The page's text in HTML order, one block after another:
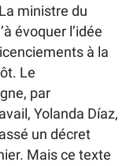
ministre du
évoquer l’idée
à la
Le
par
Yolanda Díaz,
un décret
Mais ce texte